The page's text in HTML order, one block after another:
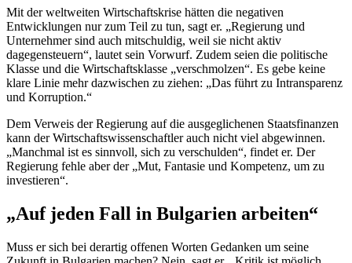
Mit der weltweiten Wirtschaftskrise hätten die negativen
Entwicklungen nur zum Teil zu tun, sagt er. „Regierung und
Unternehmer sind auch mitschuldig, weil sie nicht aktiv
dagegensteuern“, lautet sein Vorwurf. Zudem seien die politische
Klasse und die Wirtschaftsklasse „verschmolzen“. Es gebe keine
klare Linie mehr dazwischen zu ziehen: „Das führt zu Intransparenz
und Korruption.“
Dem Verweis der Regierung auf die ausgeglichenen Staatsfinanzen
kann der Wirtschaftswissenschaftler auch nicht viel abgewinnen.
„Manchmal ist es sinnvoll, sich zu verschulden“, findet er. Der
Regierung fehle aber der „Mut, Fantasie und Kompetenz, um zu
investieren“.
„Auf jeden Fall in Bulgarien arbeiten“
Muss er sich bei derartig offenen Worten Gedanken um seine